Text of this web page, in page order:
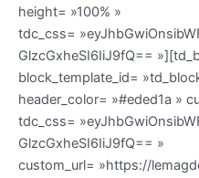
height= »100% »
tdc_css=
GlzcGxheSI6IiJ9fQ==
block_template_id=
header_color= »#eded1a »
tdc_css=
GlzcGxheSI6IiJ9fQ== »
custom_url= »https://